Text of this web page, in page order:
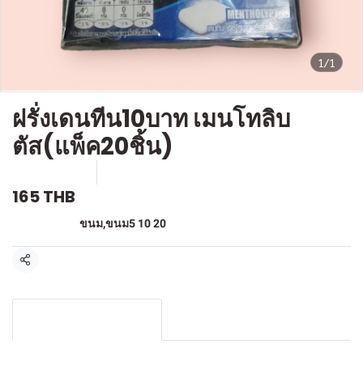
1/1
ฝรั่งเดนทีน10บาท เมนโทลิบ
ตัส(แพ็ค20ชิ้น)
165 THB
ขนม,ขนม5 10 20
แชร์